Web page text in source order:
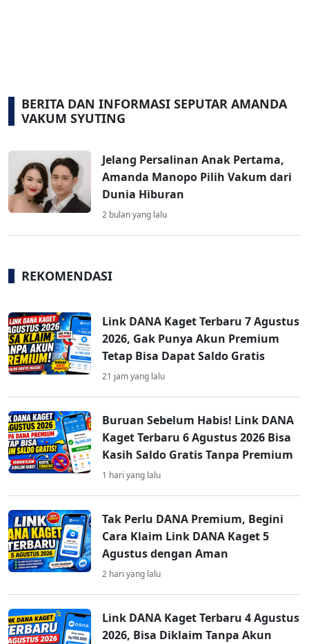
BERITA DAN INFORMASI SEPUTAR AMANDA
VAKUM SYUTING
Jelang Persalinan Anak Pertama,
Amanda Manopo Pilih Vakum dari
Dunia Hiburan
2 bulan yang lalu
REKOMENDASI
Link DANA Kaget Terbaru 7 Agustus
2026, Gak Punya Akun Premium
Tetap Bisa Dapat Saldo Gratis
21 jam yang lalu
Buruan Sebelum Habis! Link DANA
Kaget Terbaru 6 Agustus 2026 Bisa
Kasih Saldo Gratis Tanpa Premium
1 hari yang lalu
Tak Perlu DANA Premium, Begini
Cara Klaim Link DANA Kaget 5
Agustus dengan Aman
2 hari yang lalu
Link DANA Kaget Terbaru 4 Agustus
2026, Bisa Diklaim Tanpa Akun